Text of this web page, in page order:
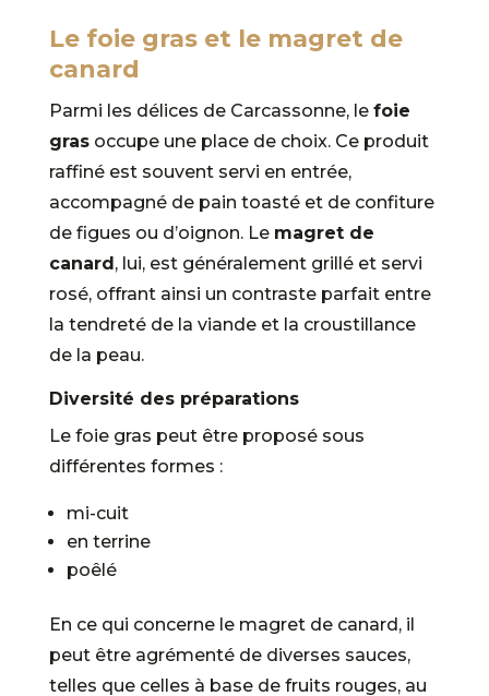
Le foie gras et le magret de
canard
Parmi les délices de Carcassonne, le foie
grasoccupe une place de choix. Ce produit
raffiné est souvent servi en entrée,
accompagné de pain toasté et de confiture
de figues ou d’oignon. Le magret de
canard, lui, est généralement grillé et servi
rosé, offrant ainsi un contraste parfait entre
la tendreté de la viande et la croustillance
de la peau.
Diversité des préparations
Le foie gras peut être proposé sous
différentes formes :
mi-cuit
en terrine
poêlé
En ce qui concerne le magret de canard, il
peut être agrémenté de diverses sauces,
telles que celles à base de fruits rouges, au